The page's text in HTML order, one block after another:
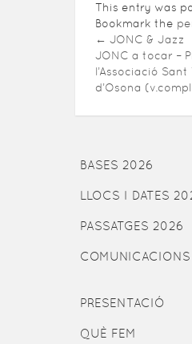
This entry was
Bookmark the
← JONC & Jazz
JONC a tocar –
l’Associació Sant
d’Osona
BASES 2026
LLOCS I DATES
PASSATGES 2026
COMUNICACIONS
PRESENTACIÓ
QUÈ FEM